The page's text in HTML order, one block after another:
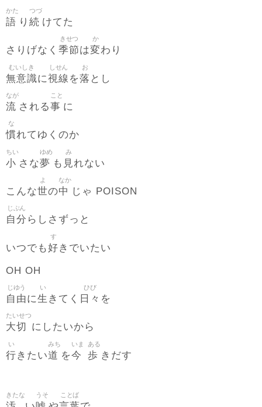
語
かた
り 続
つづ
けてた
さりげなく 季節
きせつ
は変
か
わり
無意識
むいしき
に視線
しせん
を落
お
とし
流
なが
される事
こと
に
慣
な
れてゆくのか
小
ちい
さな夢
ゆめ
も 見
み
れない
こんな世
よ
の中
なか
じゃ POISON
自分
じぶん
らしさずっと
いつでも好
す
きでいたい
OH OH
自由
じゆう
に生
い
きてく 日々
ひび
を
大切
たいせつ
にしたいから
行
い
きたい道
みち
を今
いま
歩
ある
きだす
きたな うそ ことば